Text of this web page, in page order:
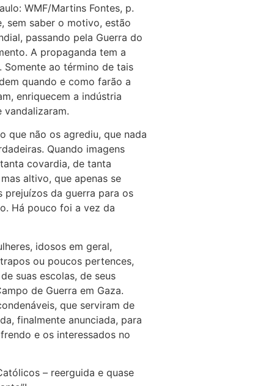
WMF/Martins Fontes, p.
sem saber o motivo, estão
passando pela Guerra do
A propaganda tem a
ao término de tais
quando e como farão a
enriquecem a indústria
vandalizaram.
que não os agrediu, que nada
Quando imagens
covardia, de tanta
altivo, que apenas se
prejuízos da guerra para os
Há pouco foi a vez da
idosos em geral,
ou poucos pertences,
suas escolas, de seus
de Guerra em Gaza.
que serviram de
finalmente anunciada, para
e os interessados no
– reerguida e quase